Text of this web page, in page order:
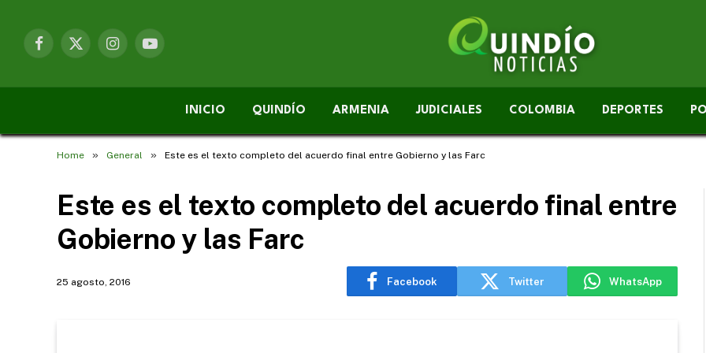
Facebook
X
InstagramYouTube
INICIO QUINDÍO ARMENIA JUDICIALES COLOMBIA DEPORTES
Home » General » Este es el texto completo del acuerdo final entre Gobierno y las Farc
Este es el texto completo del acuerdo final entre
Gobierno y las Farc
25 agosto, 2016 Facebook Twitter WhatsApp